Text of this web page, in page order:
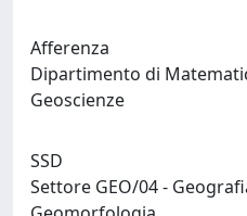
Afferenza
Dipartimento di
Geoscienze
SSD
Settore GEO/04 -